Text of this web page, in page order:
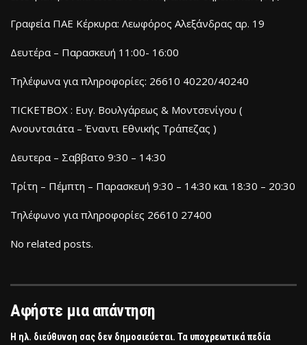
Γραφεία ΠΑΕ Κέρκυρα: Λεωφόρος Αλεξάνδρας αρ. 19
Δευτέρα – Παρασκευή 11:00- 16:00
Τηλέφωνα για πληροφορίες: 26610 40220/40240
TICKETBOX : Ευγ. Βουλγάρεως & Μοντσενίγου (
Ανουντσιάτα – Έναντι Εθνικής Τράπεζας )
Δευτερα – Σαββατο 9:30 – 14:30
Τρίτη – Πέμπτη – Παρασκευή 9:30 – 14:30 και 18:30 – 20:30
Τηλέφωνο για πληροφορίες 26610 27400
No related posts.
Αφήστε μια απάντηση
Η ηλ. διεύθυνση σας δεν δημοσιεύεται. Τα υποχρεωτικά πεδία